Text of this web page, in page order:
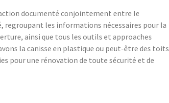
documenté conjointement entre le
regroupant les informations nécessaires pour la
ainsi que tous les outils et approaches
la canisse en plastique ou peut-être des toits
pour une rénovation de toute sécurité et de